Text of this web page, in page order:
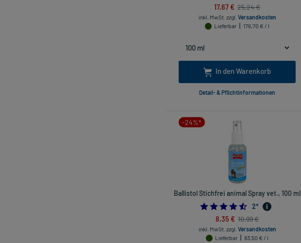
17,67 € 25,24 €
inkl. MwSt. zzgl. Versandkosten
Lieferbar
176,70 € / l
In den Warenkorb
Detail- & Pflichtinformationen
-24%*
Ballistol Stichfrei animal Spray vet., 100 ml
4.5
2*
8,35 € 10,99 €
inkl. MwSt. zzgl. Versandkosten
Lieferbar
83,50 € / l